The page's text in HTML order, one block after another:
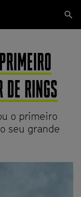
DE RINGS
o primeiro
seu grande